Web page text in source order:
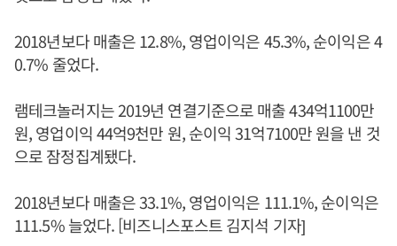
2018년보다 매출은 12.8%, 영업이익은 45.3%, 순이익은 4
0.7% 줄었다.
램테크놀러지는 2019년 연결기준으로 매출 434억1100만
원, 영업이익 44억9천만 원, 순이익 31억7100만 원을 낸 것
으로 잠정집계됐다.
2018년보다 매출은 33.1%, 영업이익은 111.1%, 순이익은
111.5% 늘었다. [비즈니스포스트 김지석 기자]